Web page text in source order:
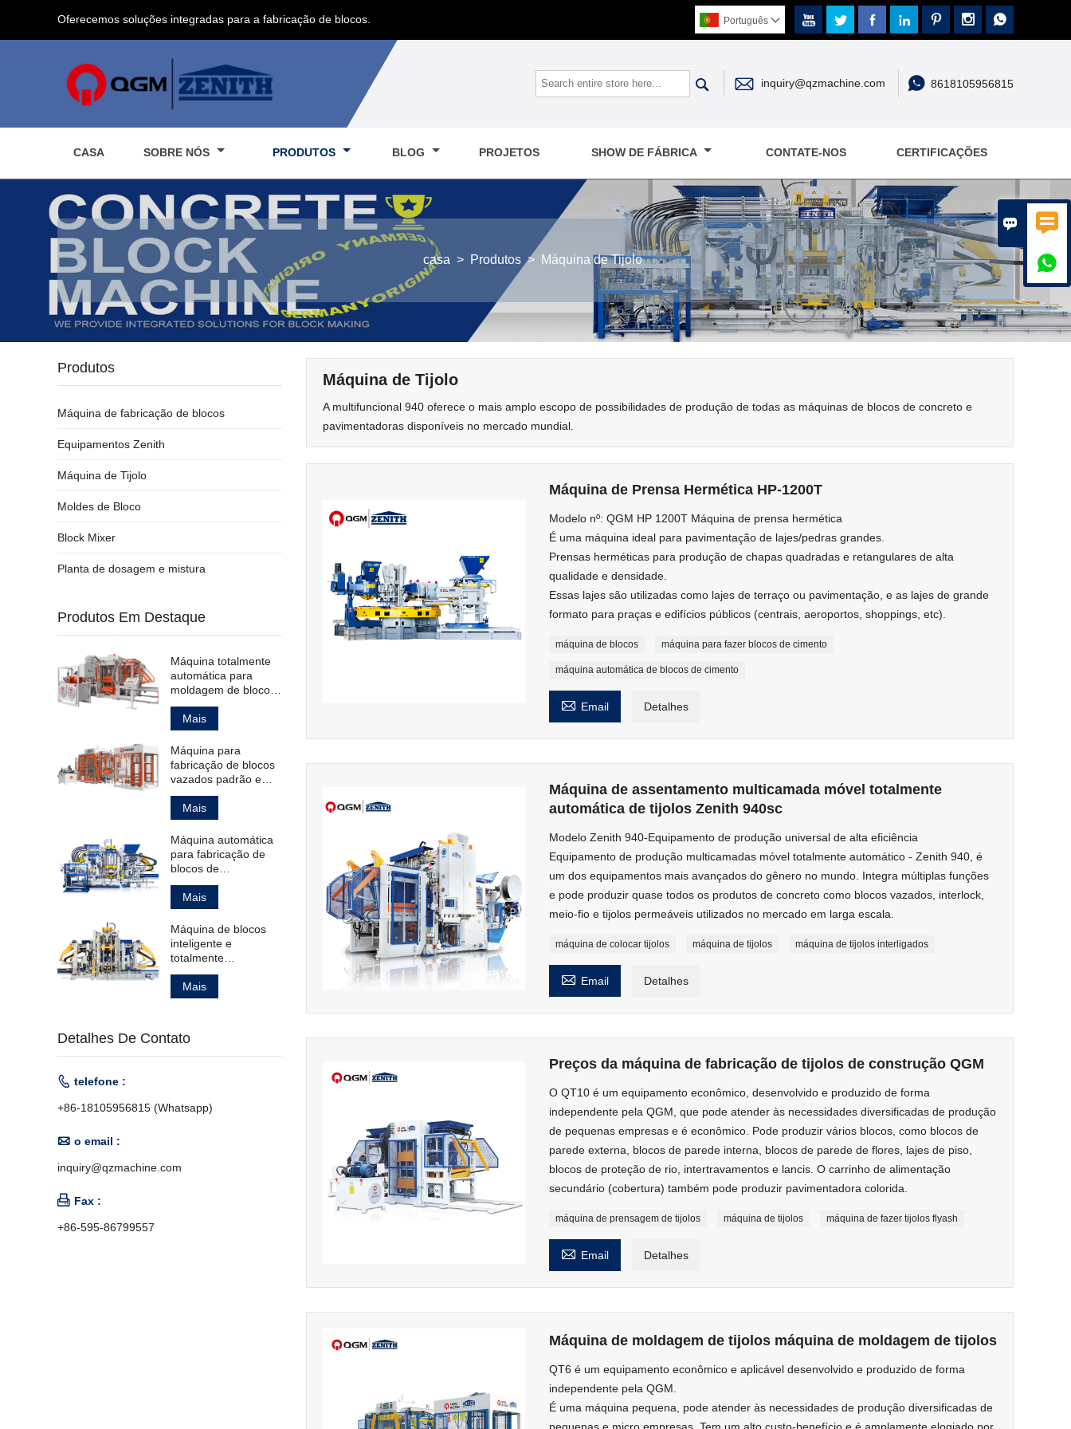
 

Oferecemos soluções integradas para a fabricação de blocos.       
Português 
  inquiry@qzmachine.com  8618105956815
CASA SOBRE NÓS PRODUTOS BLOG PROJETOS SHOW DE FÁBRICA CONTATE-NOS CERTIFICAÇÕES
casa > Produtos > Máquina de Tijolo
Máquina de Tijolo
A multifuncional 940 oferece o mais amplo escopo de possibilidades de produção de todas as máquinas de blocos de concreto e
pavimentadoras disponíveis no mercado mundial.
Máquina de Prensa Hermética HP-1200T
Modelo nº: QGM HP 1200T Máquina de prensa hermética
É uma máquina ideal para pavimentação de lajes/pedras grandes.
Prensas herméticas para produção de chapas quadradas e retangulares de alta
qualidade e densidade.
Essas lajes são utilizadas como lajes de terraço ou pavimentação, e as lajes de grande
formato para praças e edifícios públicos (centrais, aeroportos, shoppings, etc).
máquina de blocos máquina para fazer blocos de cimento
máquina automática de blocos de cimento
 Email Detalhes
Máquina de assentamento multicamada móvel totalmente
automática de tijolos Zenith 940sc
Modelo Zenith 940-Equipamento de produção universal de alta eficiência
Equipamento de produção multicamadas móvel totalmente automático - Zenith 940, é
um dos equipamentos mais avançados do gênero no mundo. Integra múltiplas funções
e pode produzir quase todos os produtos de concreto como blocos vazados, interlock,
meio-fio e tijolos permeáveis ​​utilizados no mercado em larga escala.
máquina de colocar tijolos máquina de tijolos máquina de tijolos interligados
 Email Detalhes
Preços da máquina de fabricação de tijolos de construção QGM
O QT10 é um equipamento econômico, desenvolvido e produzido de forma
independente pela QGM, que pode atender às necessidades diversificadas de produção
de pequenas empresas e é econômico. Pode produzir vários blocos, como blocos de
parede externa, blocos de parede interna, blocos de parede de flores, lajes de piso,
blocos de proteção de rio, intertravamentos e lancis. O carrinho de alimentação
secundário (cobertura) também pode produzir pavimentadora colorida.
máquina de prensagem de tijolos máquina de tijolos máquina de fazer tijolos flyash
 Email Detalhes
Máquina de moldagem de tijolos máquina de moldagem de tijolos
QT6 é um equipamento econômico e aplicável desenvolvido e produzido de forma
independente pela QGM.
É uma máquina pequena, pode atender às necessidades de produção diversificadas de
pequenas e micro empresas. Tem um alto custo-benefício e é amplamente elogiado por
Produtos
Máquina de fabricação de blocos
Equipamentos Zenith
Máquina de Tijolo
Moldes de Bloco
Block Mixer
Planta de dosagem e mistura
Produtos Em Destaque
Máquina totalmente
automática para
moldagem de blocos
de pavimentação
ocos padrão.
Mais
Máquina para
fabricação de blocos
vazados padrão e
para pavimentação.
Mais
Máquina automática
para fabricação de
blocos de
pavimentação ocos e
maciços, além de
meio-fios.
Mais
Máquina de blocos
inteligente e
totalmente
automática para
fabricação de
produtos de concreto.
Mais
Detalhes De Contato
 telefone :
+86-18105956815 (Whatsapp)
 o email :
inquiry@qzmachine.com
 Fax :
+86-595-86799557